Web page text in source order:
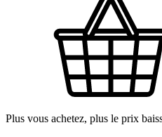
Plus vous achetez, plus le prix